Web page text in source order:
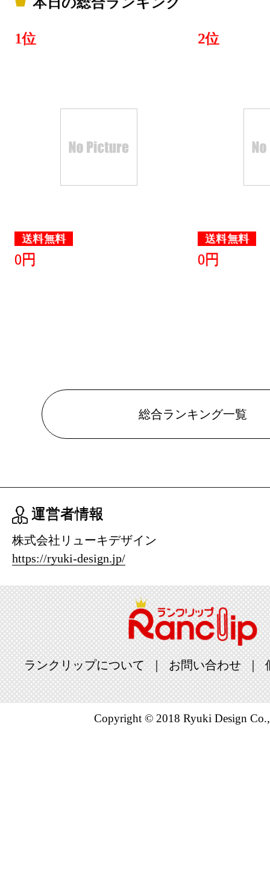
1位
送料無料
0円
2位
送料無料
0円
総合ランキング一覧
運営者情報
株式会社リューキデザイン
https://ryuki-design.jp/
ランクリップについて お問い合わせ
Copyright © 2018 Ryuki Design